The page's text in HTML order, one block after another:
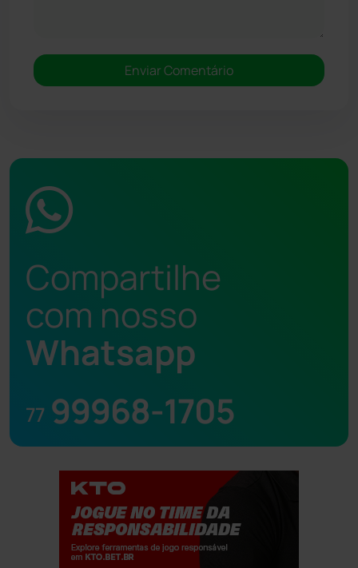
Compartilhe
com nosso
Whatsapp
77 99968-1705